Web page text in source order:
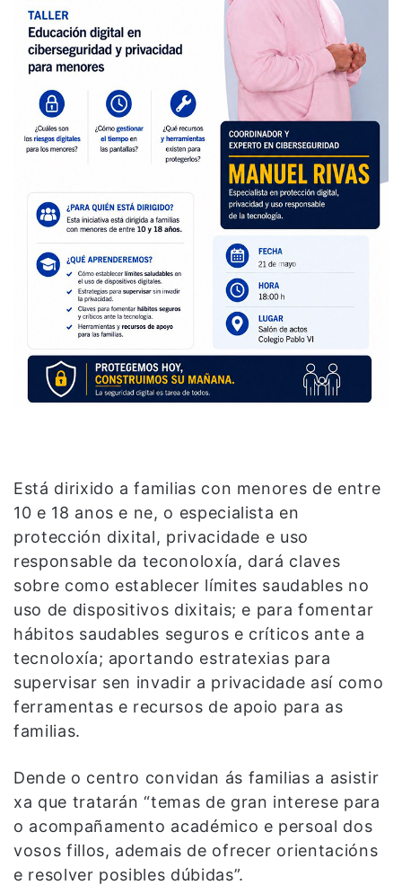
Está dirixido a familias con menores de entre
10 e 18 anos e ne, o especialista en
protección dixital, privacidade e uso
responsable da teconoloxía, dará claves
sobre como establecer límites saudables no
uso de dispositivos dixitais; e para fomentar
hábitos saudables seguros e críticos ante a
tecnoloxía; aportando estratexias para
supervisar sen invadir a privacidade así como
ferramentas e recursos de apoio para as
familias.
Dende o centro convidan ás familias a asistir
xa que tratarán “temas de gran interese para
o acompañamento académico e persoal dos
vosos fillos, ademais de ofrecer orientacións
e resolver posibles dúbidas”.